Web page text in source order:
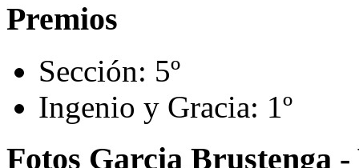
Premios
Sección: 5º
Ingenio y Gracia: 1º
Fotos Garcia Brustenga